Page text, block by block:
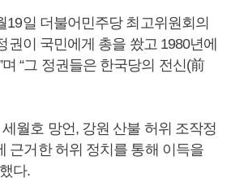
19일 더불어민주당 최고위원회의
권이 국민에게 총을 쐈고 1980년에
“그 정권들은 한국당의 전신(前
월호 망언, 강원 산불 허위 조작정
근거한 허위 정치를 통해 이득을
다.